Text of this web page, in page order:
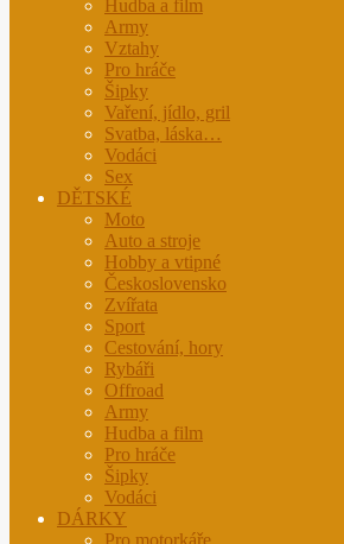
Hudba a film
Army
Vztahy
Pro hráče
Šipky
Vaření, jídlo, gril
Svatba, láska…
Vodáci
Sex
DĚTSKÉ
Moto
Auto a stroje
Hobby a vtipné
Československo
Zvířata
Sport
Cestování, hory
Rybáři
Offroad
Army
Hudba a film
Pro hráče
Šipky
Vodáci
DÁRKY
Pro motorkáře